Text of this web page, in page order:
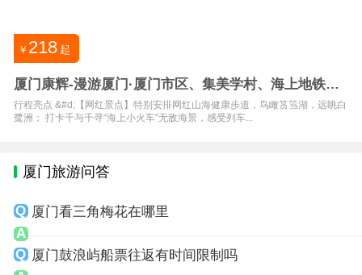
￥ 218 起
厦门康辉-漫游厦门·厦门市区、集美学村、海上地铁一
日游
行程亮点 &#d;【网红景点】特别安排网红山海健康步道，鸟瞰筼筜湖，远眺白
鹭洲； 打卡千与千寻“海上小火车”无敌海景，感受列车...
厦门旅游问答
厦门看三角梅花在哪里
厦门鼓浪屿船票往返有时间限制吗